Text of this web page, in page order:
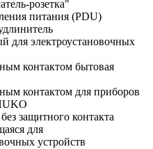
розетка"
питания (PDU)
для электроустановочных
контактом бытовая
контактом для приборов
защитного контакта
для
устройств